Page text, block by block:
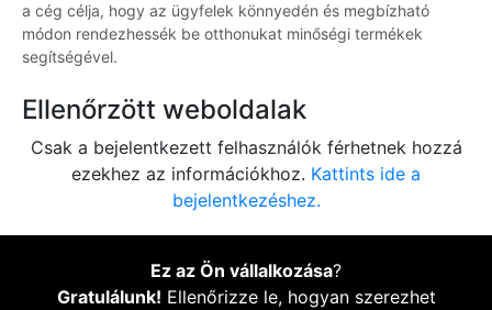
a cég célja, hogy az ügyfelek könnyedén és megbízható
módon rendezhessék be otthonukat minőségi termékek
segítségével.
Ellenőrzött weboldalak
Csak a bejelentkezett felhasználók férhetnek hozzá
ezekhez az információkhoz. Kattints ide a
bejelentkezéshez.
Ez az Ön vállalkozása?
Gratulálunk! Ellenőrizze le, hogyan szerezhet